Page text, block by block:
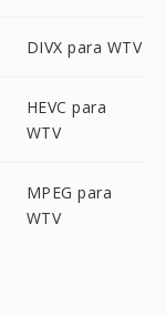
DIVX para WTV
HEVC para
WTV
MPEG para
WTV